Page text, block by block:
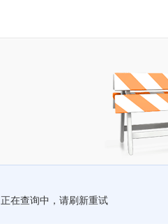
正在查询中，请刷新重试